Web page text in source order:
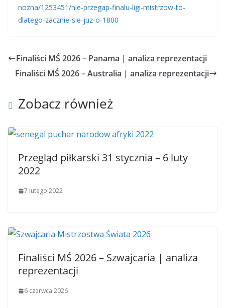
nozna/1253451/nie-przegap-finalu-ligi-mistrzow-to-
dlatego-zacznie-sie-juz-o-1800
Finaliści MŚ 2026 – Panama | analiza reprezentacji
Finaliści MŚ 2026 – Australia | analiza reprezentacji
Zobacz również
Przegląd piłkarski 31 stycznia – 6 luty
2022
7 lutego 2022
Finaliści MŚ 2026 – Szwajcaria | analiza
reprezentacji
6 czerwca 2026